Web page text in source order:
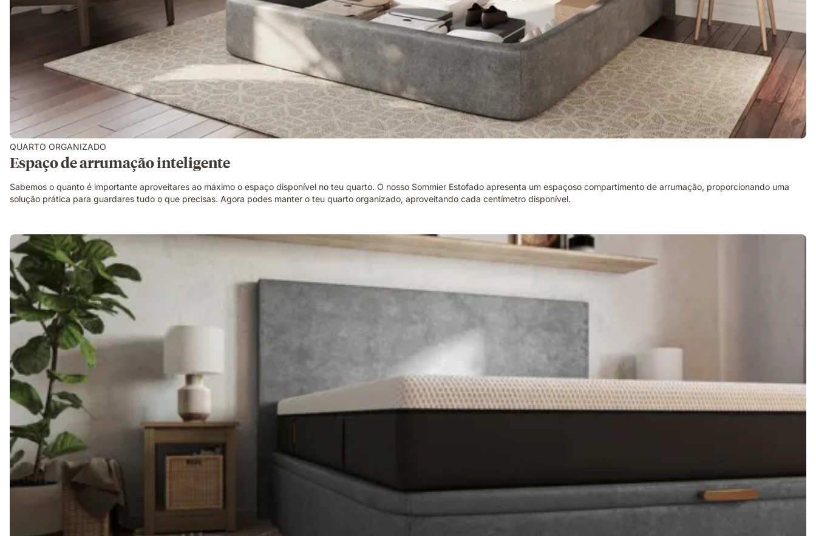
QUARTO ORGANIZADO
Espaço de arrumação inteligente
Sabemos o quanto é importante aproveitares ao máximo o espaço disponível no teu quarto. O nosso Sommier Estofado apresenta um espaçoso compartimento de arrumação, proporcionando uma
solução prática para guardares tudo o que precisas. Agora podes manter o teu quarto organizado, aproveitando cada centímetro disponível.